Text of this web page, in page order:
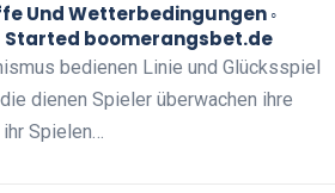
Und Wetterbedingungen ◦
Started boomerangsbet.de
bedienen Linie und Glücksspiel
dienen Spieler überwachen ihre
Spielen…